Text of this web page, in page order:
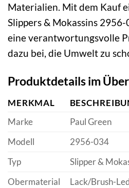
Materialien. Mit dem Kauf
Slippers & Mokassins
eine verantwortungsvolle
dazu bei, die Umwelt zu
Produktdetails im
MERKMAL
Marke
Paul Green
Modell
2956-034
Typ
Slipper &
Obermaterial
Lack/Brush-